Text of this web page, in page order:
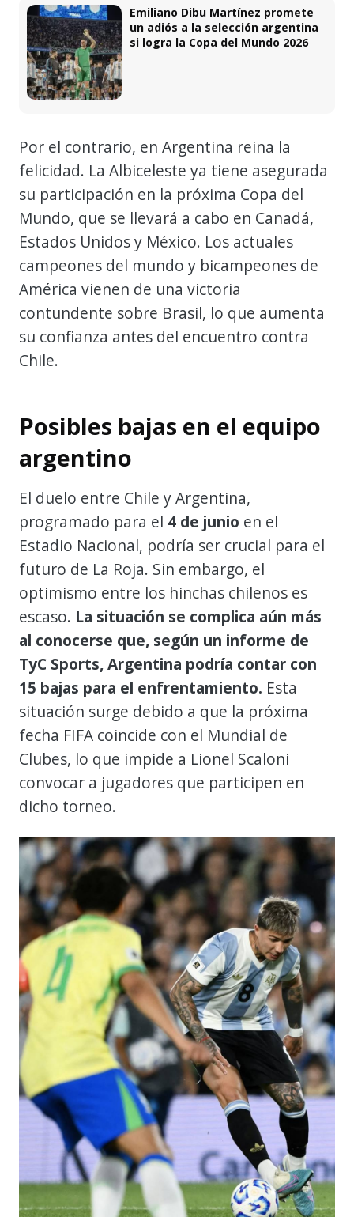
Emiliano Dibu Martínez promete
un adiós a la selección argentina
si logra la Copa del Mundo 2026
Por el contrario, en Argentina reina la
felicidad. La Albiceleste ya tiene asegurada
su participación en la próxima Copa del
Mundo, que se llevará a cabo en Canadá,
Estados Unidos y México. Los actuales
campeones del mundo y bicampeones de
América vienen de una victoria
contundente sobre Brasil, lo que aumenta
su confianza antes del encuentro contra
Chile.
Posibles bajas en el equipo
argentino
El duelo entre Chile y Argentina,
programado para el 4 de junio en el
Estadio Nacional, podría ser crucial para el
futuro de La Roja. Sin embargo, el
optimismo entre los hinchas chilenos es
escaso. La situación se complica aún más
al conocerse que, según un informe de
TyC Sports, Argentina podría contar con
15 bajas para el enfrentamiento. Esta
situación surge debido a que la próxima
fecha FIFA coincide con el Mundial de
Clubes, lo que impide a Lionel Scaloni
convocar a jugadores que participen en
dicho torneo.